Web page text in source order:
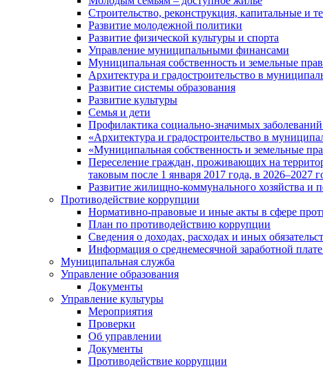
Строительство, реконструкция, капитальные и
Развитие молодежной политики
Развитие физической культуры и спорта
Управление муниципальными финансами
Муниципальная собственность и земельные
Архитектура и градостроительство в
Развитие системы образования
Развитие культуры
Семья и дети
Профилактика социально-значимых
«Архитектура и градостроительство в
«Муниципальная собственность и земельные
Переселение граждан, проживающих на
таковым после 1 января 2017 года, в 2026–2027
Развитие жилищно-коммунального хозяйства и
Противодействие коррупции
Нормативно-правовые и иные акты в сфере
План по противодействию коррупции
Сведения о доходах, расходах и иных
Информация о среднемесячной заработной
Муниципальная служба
Управление образования
Документы
Управление культуры
Мероприятия
Проверки
Об управлении
Документы
Противодействие коррупции